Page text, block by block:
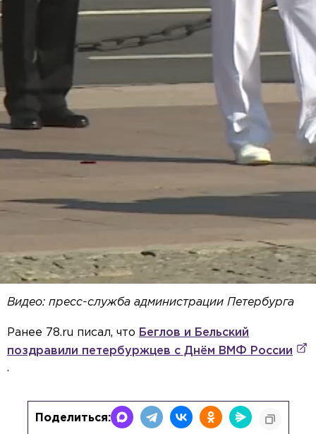
Видео: пресс-служба администрации Петербурга
Ранее 78.ru писал, что Беглов и Бельский
поздравили петербуржцев с Днём ВМФ России
.
Поделиться: